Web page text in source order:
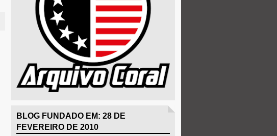
BLOG FUNDADO EM: 28 DE
FEVEREIRO DE 2010